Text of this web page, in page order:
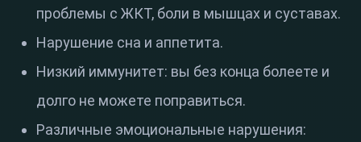
проблемы с ЖКТ, боли в мышцах и суставах.
Нарушение сна и аппетита.
Низкий иммунитет: вы без конца болеете и
долго не можете поправиться.
Различные эмоциональные нарушения: